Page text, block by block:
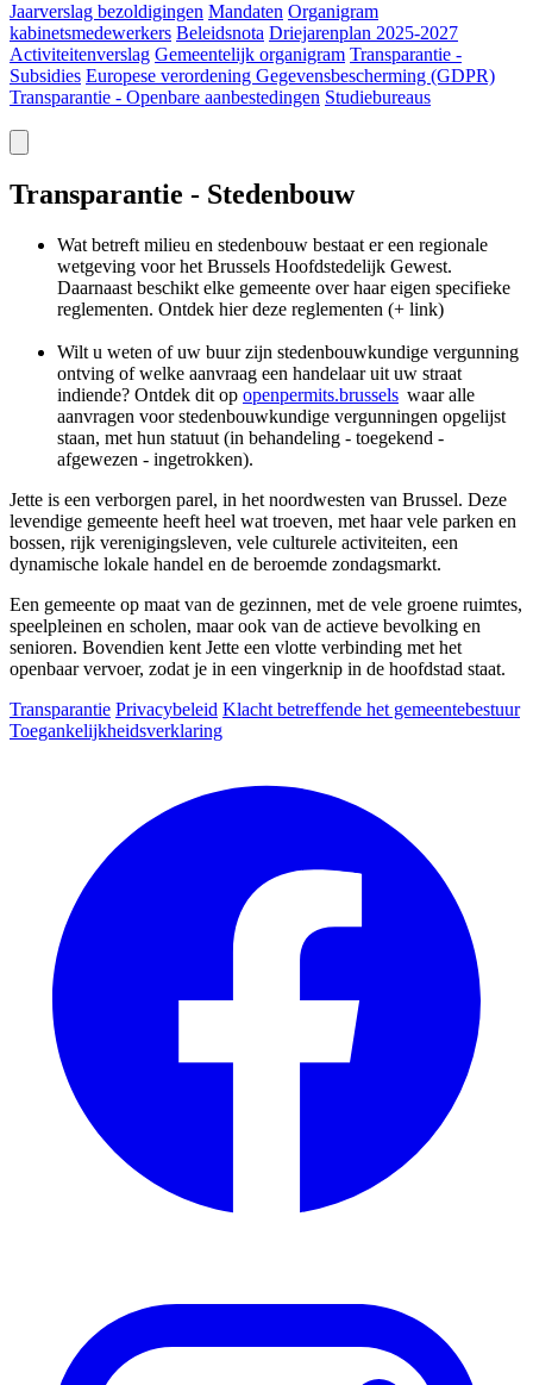
Jaarverslag bezoldigingen Mandaten Organigram
kabinetsmedewerkers Beleidsnota Driejarenplan 2025-2027
Activiteitenverslag Gemeentelijk organigram Transparantie -
Subsidies Europese verordening Gegevensbescherming (GDPR)
Transparantie - Openbare aanbestedingen Studiebureaus
Transparantie - Stedenbouw
Wat betreft milieu en stedenbouw bestaat er een regionale
wetgeving voor het Brussels Hoofdstedelijk Gewest.
Daarnaast beschikt elke gemeente over haar eigen specifieke
reglementen. Ontdek hier deze reglementen (+ link)
Wilt u weten of uw buur zijn stedenbouwkundige vergunning
ontving of welke aanvraag een handelaar uit uw straat
indiende? Ontdek dit op openpermits.brussels waar alle
aanvragen voor stedenbouwkundige vergunningen opgelijst
staan, met hun statuut (in behandeling - toegekend -
afgewezen - ingetrokken).
Jette is een verborgen parel, in het noordwesten van Brussel. Deze
levendige gemeente heeft heel wat troeven, met haar vele parken en
bossen, rijk verenigingsleven, vele culturele activiteiten, een
dynamische lokale handel en de beroemde zondagsmarkt.
Een gemeente op maat van de gezinnen, met de vele groene ruimtes,
speelpleinen en scholen, maar ook van de actieve bevolking en
senioren. Bovendien kent Jette een vlotte verbinding met het
openbaar vervoer, zodat je in een vingerknip in de hoofdstad staat.
Transparantie Privacybeleid Klacht betreffende het gemeentebestuur
Toegankelijkheidsverklaring